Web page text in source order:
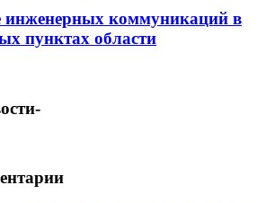
инженерных коммуникаций в
пунктах области